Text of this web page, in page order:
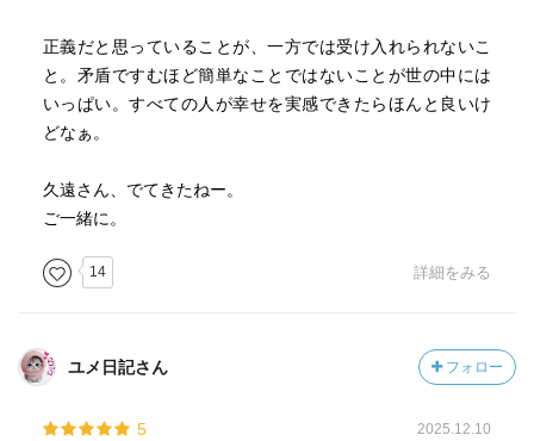
んでみようと思いました。
正義だと思っていることが、一方では受け入れられないこ
と。矛盾ですむほど簡単なことではないことが世の中には
いっぱい。すべての人が幸せを実感できたらほんと良いけ
どなぁ。
久遠さん、でてきたねー。
ご一緒に。
14 詳細をみる
ユメ日記さん フォロー
5 2025.12.10